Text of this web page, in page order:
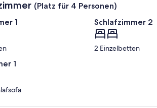
(Platz für 4 Personen)
1
Schlafzimmer 2
2 Einzelbetten
1